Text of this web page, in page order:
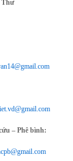
– Phê bình: